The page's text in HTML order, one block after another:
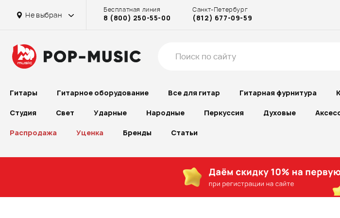
Не выбран
Бесплатная линия
8 (800) 250-55-00
Санкт-Петербург
(812) 677-09-59
Гитары Гитарное оборудование Все для гитар Гитарная фурнитура
Студия Свет Ударные Народные Перкуссия Духовые
Распродажа Уценка Бренды Статьи